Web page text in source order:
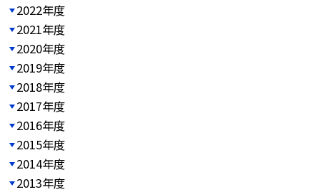
2022年度
2021年度
2020年度
2019年度
2018年度
2017年度
2016年度
2015年度
2014年度
2013年度